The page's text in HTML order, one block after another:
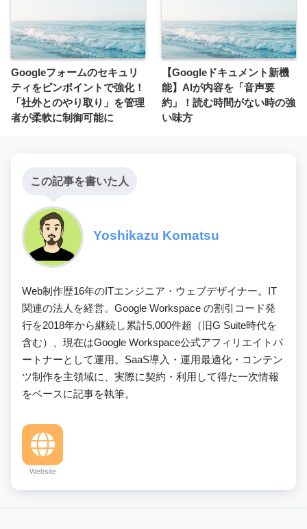
Googleフォームのセキュリ
ティをピンポイントで強化！
「社外とのやり取り」を管理
者が柔軟に制御可能に
【Googleドキュメント新機
能】AIが内容を「音声要
約」！読む時間がない時の強
い味方
この記事を書いた人
Yoshikazu Komatsu
Web制作歴16年のITエンジニア・ウェブデザイナー。IT
関連の法人を経営。Google Workspace の割引コード発
行を2018年から継続し累計5,000件超（旧G Suite時代を
含む）、現在はGoogle Workspace公式アフィリエイトパ
ートナーとして運用。SaaS導入・運用最適化・コンテン
ツ制作を主領域に、実際に契約・利用して得た一次情報
をベースに記事を執筆。
Website